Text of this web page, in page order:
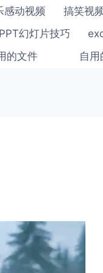
感动视频 搞笑视
幻灯片技巧
的文件
自